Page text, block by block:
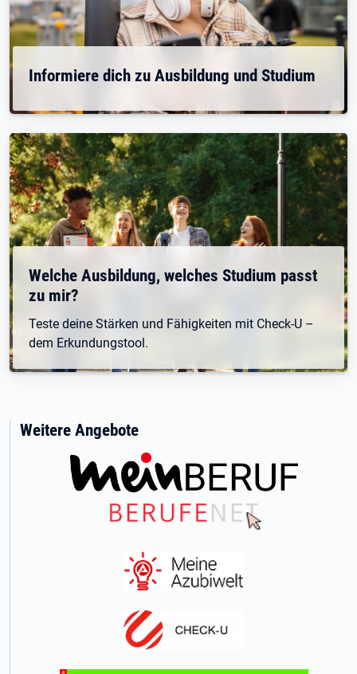
Informiere dich zu Ausbildung und Studium
Welche Ausbildung, welches Studium passt
zu mir?
Teste deine Stärken und Fähigkeiten mit Check-U –
dem Erkundungstool.
Weitere Angebote